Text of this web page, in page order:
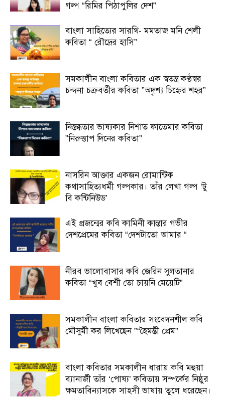
গল্প “রিমির পিঠাপুলির দেশ”
বাংলা সাহিত্যের সারথি- মমতাজ মনি শেলী
কবিতা “ রৌদ্রের হাসি”
সমকালীন বাংলা কবিতার এক স্বতন্ত্র কণ্ঠস্বর
চন্দনা চক্রবর্তীর কবিতা ”অদৃশ্য চিহ্নের শহর”
নিস্তব্ধতার ভাষ্যকার নিশাত ফাতেমার কবিতা
”নিরুত্তাপ দিনের কবিতা”
নাসরিন আক্তার একজন রোমান্টিক
কথাসাহিত্যধর্মী গল্পকার। তাঁর লেখা গল্প ‘টু
বি কন্টিনিউড’
এই প্রজন্মের কবি কামিনী কান্তার গভীর
দেশপ্রেমের কবিতা “দেশটাতো আমার “
নীরব ভালোবাসার কবি জেরিন সুলতানার
কবিতা “খুব বেশী তো চায়নি মেয়েটি”
সমকালীন বাংলা কবিতার সংবেদনশীল কবি
মৌসুমী কর লিখেছেন ”“হৈমন্তী প্রেম”
বাংলা কবিতার সমকালীন ধারায় কবি মহুয়া
ব্যানার্জী তাঁর ‘পোষ্য’ কবিতায় সম্পর্কের নিষ্ঠুর
ক্ষমতাবিন্যাসকে সাহসী ভাষায় তুলে ধরেছেন।